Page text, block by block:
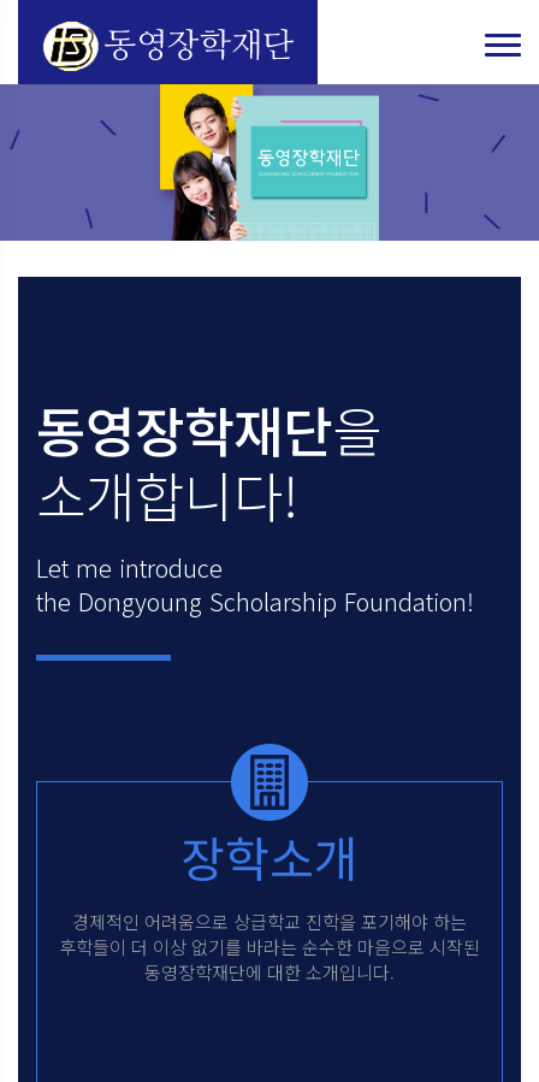
동영장학재단을
소개합니다!
Let me introduce
the Dongyoung Scholarship Foundation!
장학소개
경제적인 어려움으로 상급학교 진학을 포기해야 하는
후학들이 더 이상 없기를 바라는 순수한 마음으로 시작된
동영장학재단에 대한 소개입니다.